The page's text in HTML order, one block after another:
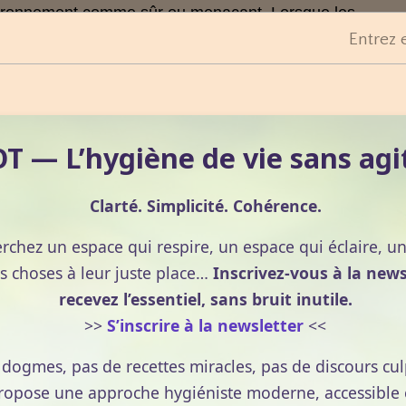
comme sûr ou menaçant. Lorsque les
prévisibles, le système nerveux s’oriente vers un état
ou incohérents peuvent activer des
L’auto‑régulation repose sur des stratégies
La co‑régulation, elle, s’appuie sur la
ou non, et se manifeste dans de nombreuses
sur le terrain nerveux. Cela aide à mieux gérer le
et à renforcer l’équilibre émotionnel. La co‑régulation
le fonctionnement du système nerveux
vague dans la
Entrez
— L’hygiène de vie sans
Clarté. Simplicité. Cohérence.
un espace qui respire, un espace qui éclaire,
choses à leur juste place… Inscrivez-vous à la
recevez l’essentiel, sans bruit inutile.
>> S’inscrire à la newsletter <<
pas de recettes miracles, pas de discours
une approche hygiéniste moderne, accessible